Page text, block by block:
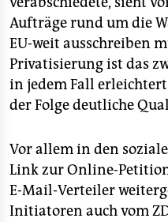
Aufträge rund um die
EU-weit ausschreiben
Privatisierung ist das
in jedem Fall
der Folge deutliche
Vor allem in den
Link zur Online-
E-Mail-Verteiler
Initiatoren auch vom